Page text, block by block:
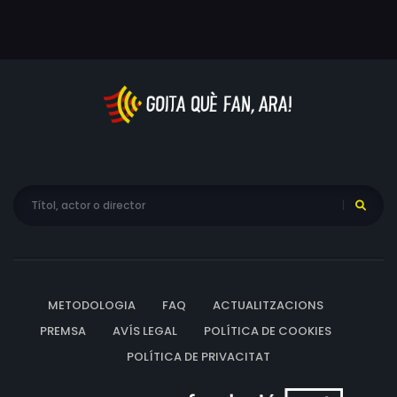
Abe North. Però les rivalitats i els problemes entre els
membres del grup creen tensions fortes i acaben
METODOLOGIA FAQ
ACTUALITZACIONS
PREMSA
AVÍS LEGAL
POLÍTICA DE COOKIES
POLÍTICA DE PRIVACITAT